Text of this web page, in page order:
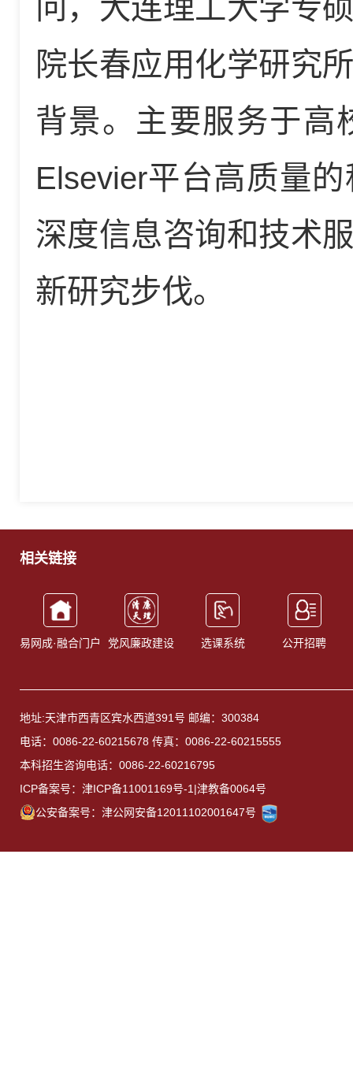
问，大连理工大学专
院长春应用化学研究
背景。主要服务于高
Elsevier平台高质量
深度信息咨询和技术
新研究步伐。
相关链接
易网成·融合门户 党风廉政建设 选课系统 公开招聘
地址:天津市西青区宾水西道391号 邮编：300384
电话：0086-22-60215678 传真：0086-22-60215555
本科招生咨询电话：0086-22-60216795
ICP备案号：津ICP备11001169号-1|津教备0064号
公安备案号：津公网安备12011102001647号